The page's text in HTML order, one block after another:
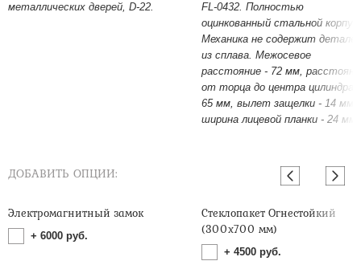
металлических дверей, D-22.
FL-0432. Полностью
оцинкованный стальной корпус.
Механика не содержит деталей
из сплава. Межосевое
расстояние - 72 мм,
от торца до центра цилиндра -
65 мм, вылет защелки - 14 мм,
ширина лицевой планки - 24 мм.
ДОБАВИТЬ ОПЦИИ:
Электромагнитный замок
+ 6000 руб.
Стеклопакет Огнестойкий
(300х700 мм)
+ 4500 руб.